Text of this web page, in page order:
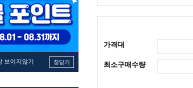
보이지않기 창닫기
가격대
최소구매수량